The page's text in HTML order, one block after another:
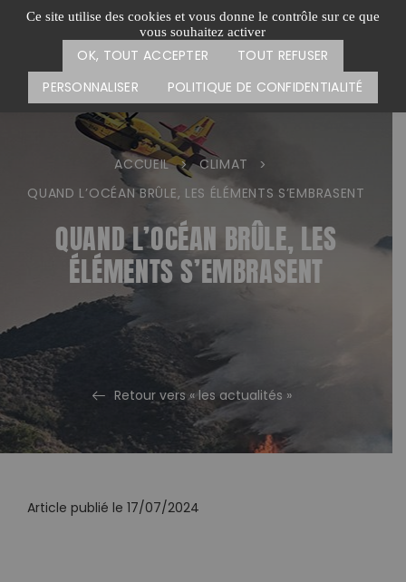
Ce site utilise des cookies et vous donne le contrôle sur ce que
vous souhaitez activer
OK, TOUT ACCEPTER
TOUT REFUSER
PERSONNALISER
POLITIQUE DE CONFIDENTIALITÉ
Passer
Menu
CARTE DES ACTIONS FAIRE UN DON
ACCUEIL > CLIMAT
>
QUAND L’OCÉAN BRÛLE, LES ÉLÉMENTS S’EMBRASENT
QUAND L’OCÉAN BRÛLE, LES
ÉLÉMENTS S’EMBRASENT
Retour vers « les actualités »
Article publié le 17/07/2024